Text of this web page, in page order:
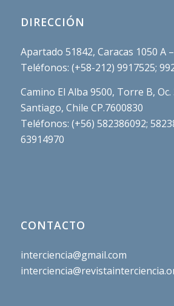
DIRECCIÓN
Apartado 51842, Caracas 1050 A
Teléfonos: (+58-212) 9917525;
Camino El Alba 9500, Torre B, Oc.
Santiago, Chile CP.7600830
Teléfonos: (+56) 582386092;
63914970
CONTACTO
interciencia@gmail.com